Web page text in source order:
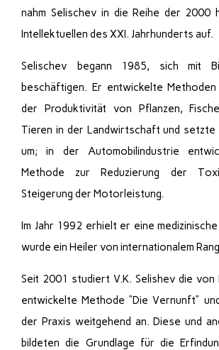
nahm Selischev in die Reihe der 2000
Intellektuellen des XXI. Jahrhunderts auf.
Selischev begann 1985, sich mit
beschäftigen. Er entwickelte
der Produktivität von Pflanzen,
Tieren in der Landwirtschaft und setzte
um; in der Automobilindustrie
Methode zur Reduzierung der
Steigerung der Motorleistung.
Im Jahr 1992 erhielt er eine medizinische
wurde ein Heiler von internationalem
Seit 2001 studiert V.K. Selishev die von
entwickelte Methode “Die Vernunft”
der Praxis weitgehend an. Diese und
bildeten die Grundlage für die